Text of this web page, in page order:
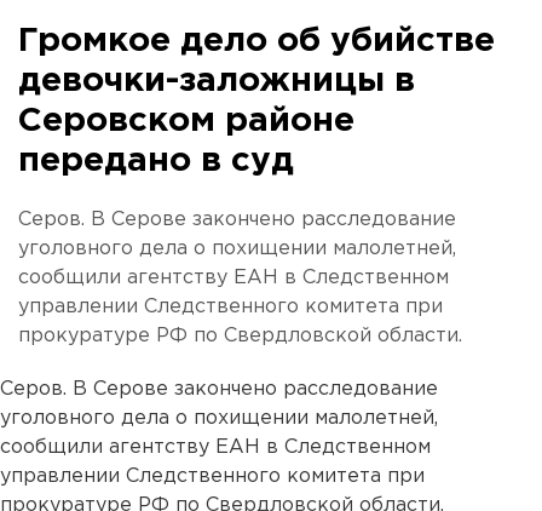
Громкое дело об убийстве
девочки-заложницы в
Серовском районе
передано в суд
Серов. В Серове закончено расследование
уголовного дела о похищении малолетней,
сообщили агентству ЕАН в Следственном
управлении Следственного комитета при
прокуратуре РФ по Свердловской области.
Серов. В Серове закончено расследование
уголовного дела о похищении малолетней,
сообщили агентству ЕАН в Следственном
управлении Следственного комитета при
прокуратуре РФ по Свердловской области.